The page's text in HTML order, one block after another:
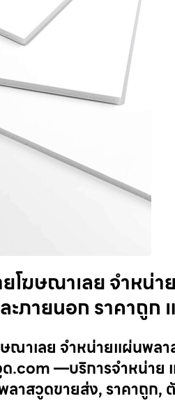
โฆษณาเลย จำหน่
ะภายนอก ราคาถู
ณาเลย จำหน่ายแผ่นพล
.com —บริการจำหน่าย
าสวูดขายส่ง, ราคาถูก,